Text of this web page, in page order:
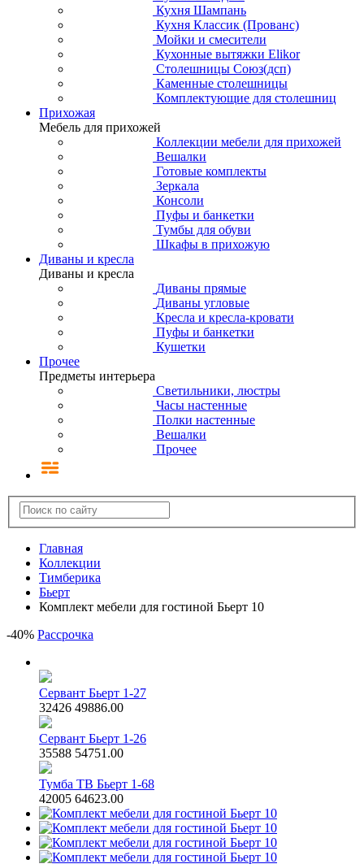
Кухня Шампань
Кухня Классик (Прованс)
Мойки и смесители
Кухонные вытяжки Elikor
Столешницы Союз(дсп)
Каменные столешницы
Комплектующие для столешниц
Прихожая
Мебель для прихожей
Коллекции мебели для прихожей
Вешалки
Готовые комплекты
Зеркала
Консоли
Пуфы и банкетки
Тумбы для обуви
Шкафы в прихожую
Диваны и кресла
Диваны и кресла
Диваны прямые
Диваны угловые
Кресла и кресла-кровати
Пуфы и банкетки
Кушетки
Прочее
Предметы интерьера
Светильники, люстры
Часы настенные
Полки настенные
Вешалки
Прочее
Главная
Коллекции
Тимберика
Бьерт
Комплект мебели для гостиной Бьерт 10
-40% Рассрочка
Сервант Бьерт 1-27
32426 49886.00
Сервант Бьерт 1-26
35588 54751.00
Тумба ТВ Бьерт 1-68
42005 64623.00